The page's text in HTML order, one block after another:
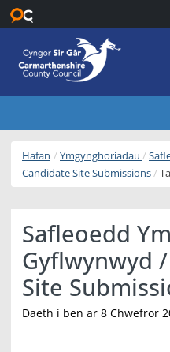
Hafan Ymgynghoriadau
Candidate Site Submissions
Safleoedd
Gyflwynwyd
Site
Daeth i ben ar 8 Chwefror